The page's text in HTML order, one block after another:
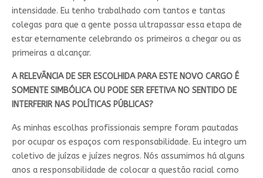
intensidade. Eu tenho trabalhado com tantos e tantas
colegas para que a gente possa ultrapassar essa etapa de
estar eternamente celebrando os primeiros a chegar ou as
primeiras a alcançar.
A RELEVÂNCIA DE SER ESCOLHIDA PARA ESTE NOVO CARGO É
SOMENTE SIMBÓLICA OU PODE SER EFETIVA NO SENTIDO DE
INTERFERIR NAS POLÍTICAS PÚBLICAS?
As minhas escolhas profissionais sempre foram pautadas
por ocupar os espaços com responsabilidade. Eu integro um
coletivo de juízas e juízes negros. Nós assumimos há alguns
anos a responsabilidade de colocar a questão racial como